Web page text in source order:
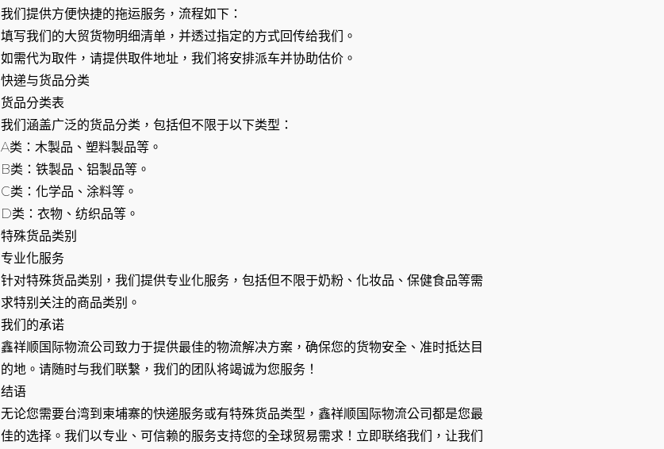
我们提供方便快捷的拖运服务，流程如下：
填写我们的大贸货物明细清单，并透过指定的方式回传给我们。
如需代为取件，请提供取件地址，我们将安排派车并协助估价。
快递与货品分类
货品分类表
我们涵盖广泛的货品分类，包括但不限于以下类型：
A类：木製品、塑料製品等。
B类：铁製品、铝製品等。
C类：化学品、涂料等。
D类：衣物、纺织品等。
特殊货品类别
专业化服务
针对特殊货品类别，我们提供专业化服务，包括但不限于奶粉、化妆品、保健食品等需
求特别关注的商品类别。
我们的承诺
鑫祥顺国际物流公司致力于提供最佳的物流解决方案，确保您的货物安全、准时抵达目
的地。请随时与我们联繫，我们的团队将竭诚为您服务！
结语
无论您需要台湾到柬埔寨的快递服务或有特殊货品类型，鑫祥顺国际物流公司都是您最
佳的选择。我们以专业、可信赖的服务支持您的全球贸易需求！立即联络我们，让我们